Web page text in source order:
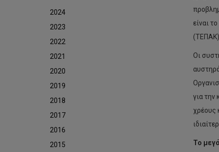
2024
2023
2022
2021
2020
2019
2018
2017
2016
2015
είναι
(ΤΕΠΑΚ).
Οι
για την
χρέους
Το